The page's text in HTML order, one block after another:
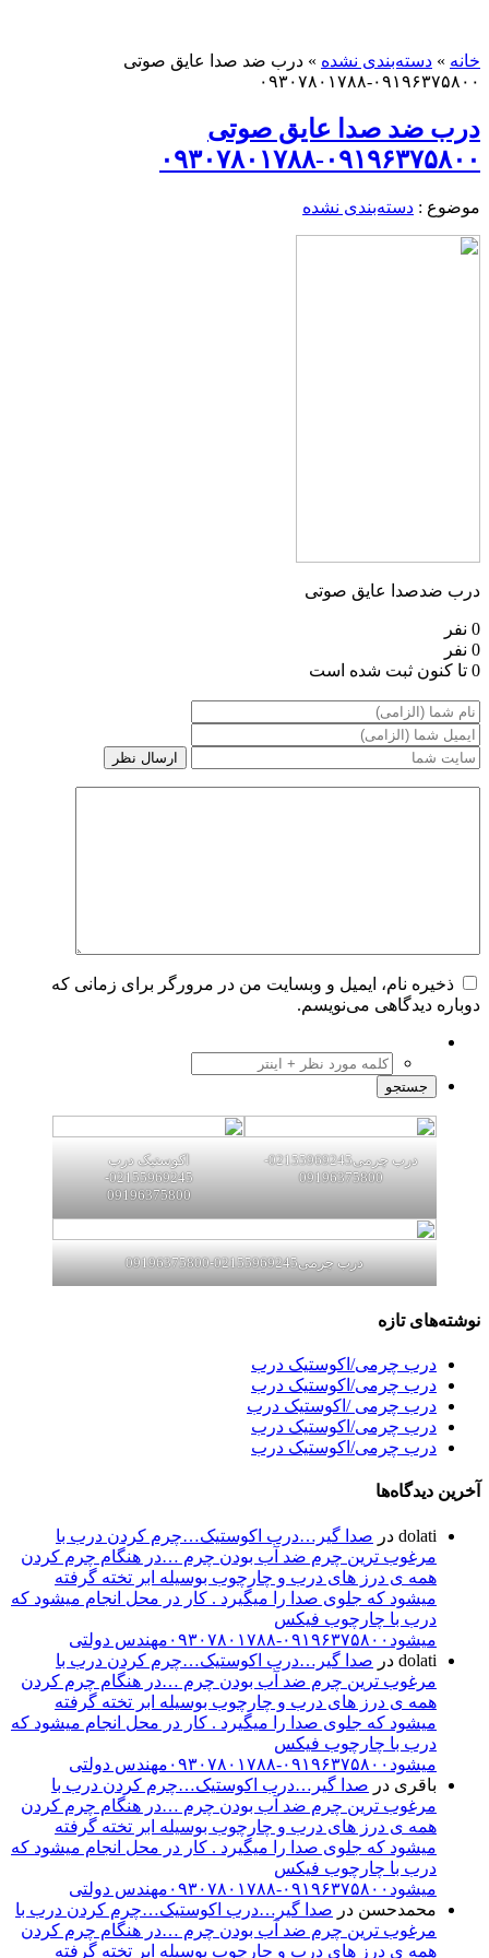
خانه » دسته‌بندی نشده » درب ضد صدا عایق صوتی
۰۹۱۹۶۳۷۵۸۰۰-۰۹۳۰۷۸۰۱۷۸۸
درب ضد صدا عایق صوتی
۰۹۱۹۶۳۷۵۸۰۰-۰۹۳۰۷۸۰۱۷۸۸
موضوع : دسته‌بندی نشده
درب ضدصدا عایق صوتی
0 نفر
0 نفر
0 تا کنون ثبت شده است
ذخیره نام، ایمیل و وبسایت من در مرورگر برای زمانی که
دوباره دیدگاهی می‌نویسم.
درب چرمی02155969245-
09196375800
اکوستیک درب
02155969245-
09196375800
درب چرمی02155969245-09196375800
نوشته‌های تازه
درب چرمی/اکوستیک درب
درب چرمی/اکوستیک درب
درب چرمی /اکوستیک درب
درب چرمی/اکوستیک درب
درب چرمی/اکوستیک درب
آخرین دیدگاه‌ها
dolati در صدا گیر…درب اکوستیک…چرم کردن درب با
مرغوب ترین چرم ضد آب بودن چرم …در هنگام چرم کردن
همه ی درز های درب و چارچوب بوسیله ابر تخته گرفته
میشود که جلوی صدا را میگیرد . کار در محل انجام میشود که
درب با چارچوب فیکس
میشود۰۹۱۹۶۳۷۵۸۰۰-۰۹۳۰۷۸۰۱۷۸۸مهندس دولتی
dolati در صدا گیر…درب اکوستیک…چرم کردن درب با
مرغوب ترین چرم ضد آب بودن چرم …در هنگام چرم کردن
همه ی درز های درب و چارچوب بوسیله ابر تخته گرفته
میشود که جلوی صدا را میگیرد . کار در محل انجام میشود که
درب با چارچوب فیکس
میشود۰۹۱۹۶۳۷۵۸۰۰-۰۹۳۰۷۸۰۱۷۸۸مهندس دولتی
باقری در صدا گیر…درب اکوستیک…چرم کردن درب با
مرغوب ترین چرم ضد آب بودن چرم …در هنگام چرم کردن
همه ی درز های درب و چارچوب بوسیله ابر تخته گرفته
میشود که جلوی صدا را میگیرد . کار در محل انجام میشود که
درب با چارچوب فیکس
میشود۰۹۱۹۶۳۷۵۸۰۰-۰۹۳۰۷۸۰۱۷۸۸مهندس دولتی
محمدحسن در صدا گیر…درب اکوستیک…چرم کردن درب با
مرغوب ترین چرم ضد آب بودن چرم …در هنگام چرم کردن
همه ی درز های درب و چارچوب بوسیله ابر تخته گرفته